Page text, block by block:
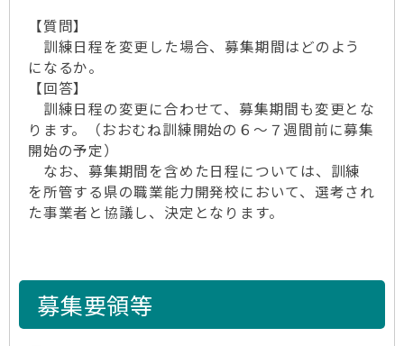
【質問】
訓練日程を変更した場合、募集期間はどのよう
になるか。
【回答】
訓練日程の変更に合わせて、募集期間も変更とな
ります。（おおむね訓練開始の６～７週間前に募集
開始の予定）
なお、募集期間を含めた日程については、訓練
を所管する県の職業能力開発校において、選考され
た事業者と協議し、決定となります。
募集要領等